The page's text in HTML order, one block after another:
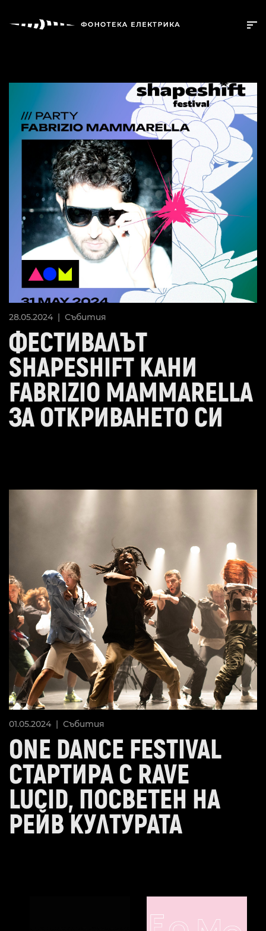
28.05.2024 | Събития
ФЕСТИВАЛЪТ
SHAPESHIFT КАНИ
FABRIZIO MAMMARELLA
ЗА ОТКРИВАНЕТО СИ
01.05.2024 | Събития
ONE DANCE FESTIVAL
СТАРТИРА С RAVE
LUCID, ПОСВЕТЕН НА
РЕЙВ КУЛТУРАТА